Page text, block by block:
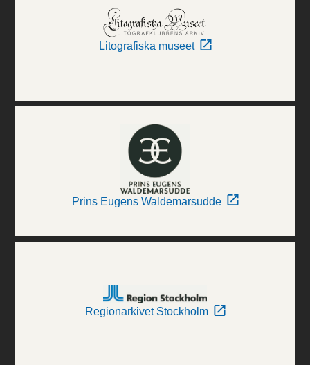
Litografiska museet
Prins Eugens Waldemarsudde
Regionarkivet Stockholm